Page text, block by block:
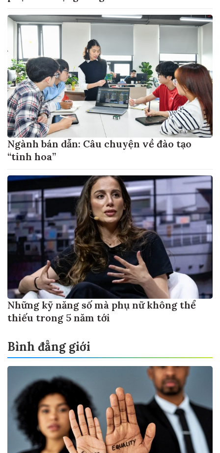
Ngành bán dẫn: Câu chuyện về đào tạo
“tinh hoa”
Những kỹ năng số mà phụ nữ không thể
thiếu trong 5 năm tới
Bình đẳng giới